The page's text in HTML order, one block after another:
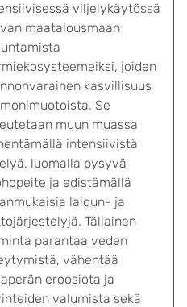
viljelykäytössä
maatalousmaan
joiden
kasvillisuus
Se
muun muassa
intensiivistä
luomalla pysyvä
ja edistämällä
laidun- ja
Tällainen
parantaa veden
vähentää
eroosiota ja
valumista sekä